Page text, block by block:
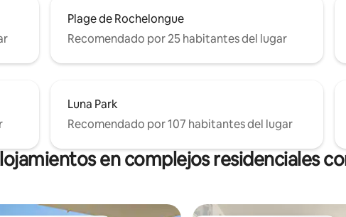
Plage de Rochelongue
Recomendado por 25 habitantes del lugar
Luna Park
Recomendado por 107 habitantes del lugar
en complejos residenciales